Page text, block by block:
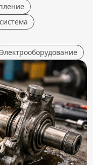
Электрооборудование